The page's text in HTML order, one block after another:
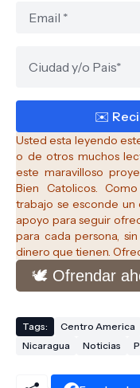
Usted esta leyendo
o de otros muchos
este maravilloso
Bien Catolicos.
trabajo se esconde un
apoyo para seguir
para cada persona,
dinero que tienen.
🕊️ Ofrendar
Tags: Centro America
Nicaragua
Noticias